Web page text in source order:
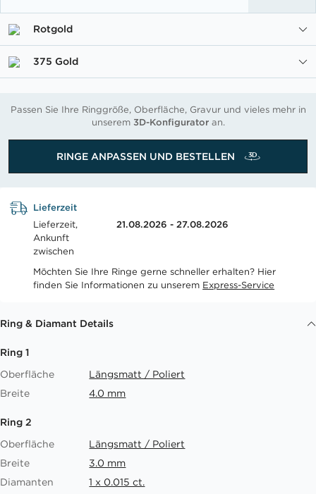
Rotgold
375 Gold
Passen Sie Ihre Ringgröße, Oberfläche, Gravur und vieles mehr in
unserem 3D-Konfiguratoran.
RINGE ANPASSEN UND BESTELLEN
Lieferzeit
Lieferzeit,
Ankunft
zwischen
21.08.2026 - 27.08.2026
Möchten Sie Ihre Ringe gerne schneller erhalten? Hier
finden Sie Informationen zu unserem Express-Service
Ring & Diamant Details
Ring 1
Oberfläche
Längsmatt / Poliert
Breite
4.0 mm
Ring 2
Oberfläche
Längsmatt / Poliert
Breite
3.0 mm
Diamanten
1 x 0.015 ct.